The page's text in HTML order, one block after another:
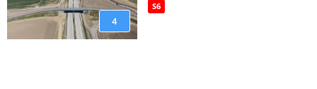
4
S6